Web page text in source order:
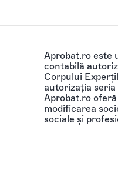
Aprobat.ro este
contabilă
Corpului
autorizația seria
Aprobat.ro
modificarea
sociale și